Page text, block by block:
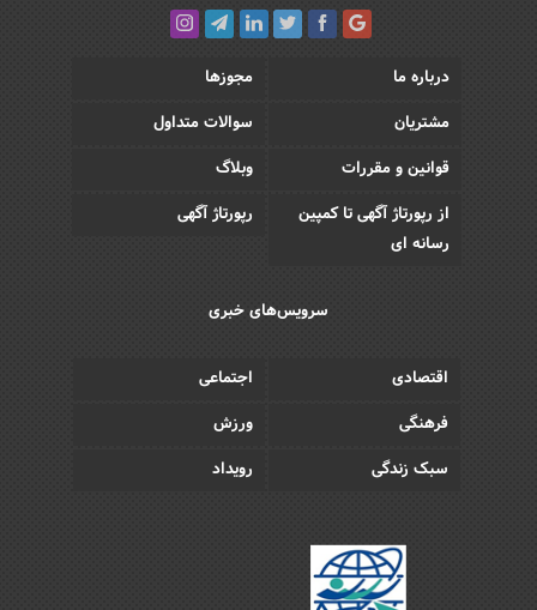
درباره ما
مجوزها
مشتریان
سوالات متداول
قوانین و مقررات
وبلاگ
از رپورتاژ آگهی تا کمپین
رسانه ای
رپورتاژ آگهی
سرویس‌های خبری
اقتصادی
اجتماعی
فرهنگی
ورزش
سبک زندگی
رویداد